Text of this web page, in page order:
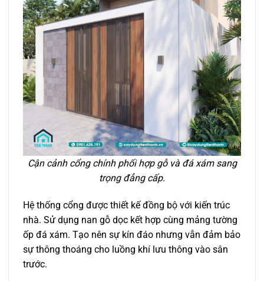
Cận cảnh cổng chính phối hợp gỗ và đá xám sang
trọng đẳng cấp.
Hệ thống cổng được thiết kế đồng bộ với kiến trúc
nhà. Sử dụng nan gỗ dọc kết hợp cùng mảng tường
ốp đá xám. Tạo nên sự kín đáo nhưng vẫn đảm bảo
sự thông thoáng cho luồng khí lưu thông vào sân
trước.